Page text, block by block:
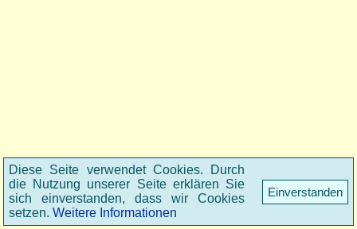
Diese Seite verwendet Cookies. Durch
die Nutzung unserer Seite erklären Sie
sich einverstanden, dass wir Cookies
setzen. Weitere Informationen
Einverstanden